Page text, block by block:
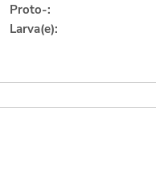
Proto-:
Larva(e):